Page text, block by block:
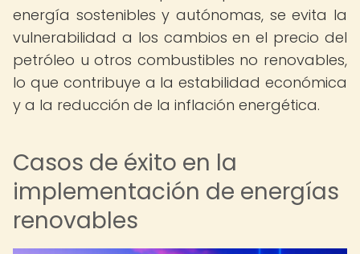
energía sostenibles y autónomas, se evita la
vulnerabilidad a los cambios en el precio del
petróleo u otros combustibles no renovables,
lo que contribuye a la estabilidad económica
y a la reducción de la inflación energética.
Casos de éxito en la
implementación de energías
renovables